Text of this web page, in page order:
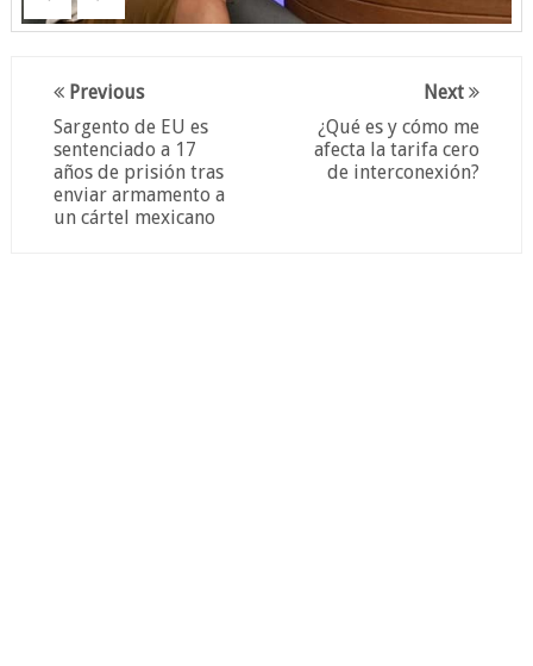
Next
¿Qué es y cómo me
afecta la tarifa cero
de interconexión?
Previous
Sargento de EU es
sentenciado a 17
años de prisión tras
enviar armamento a
un cártel mexicano